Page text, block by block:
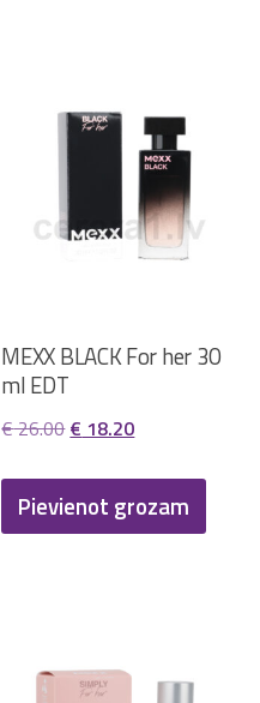
MEXX BLACK For her 30
ml EDT
€26.00Original
was:
€ 26.00.
€ 18.20Current
is:
€ 18.20.
Pievienot grozam